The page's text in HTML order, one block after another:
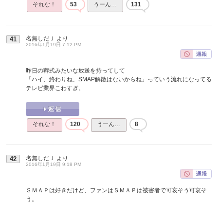
それな！ 53 うーん… 131
41 名無しだＪ より
2016年1月19日 7:12 PM
昨日の葬式みたいな放送を持ってして
「ハイ、終わりね、SMAP解散はないからね」っていう流れになってる
テレビ業界こわすぎ。
それな！ 120 うーん… 8
42 名無しだＪ より
2016年1月19日 9:18 PM
ＳＭＡＰは好きだけど、ファンはＳＭＡＰは被害者で可哀そう可哀そ
う。